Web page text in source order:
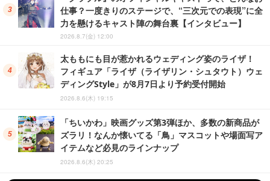
仕事？一度きりのステージで、“三次元での表現”に全
力を懸けるキャスト陣の舞台裏【インタビュー】
2026.8.7(金) 12:00
太ももにも目が惹かれるウェディング姿のライザ！
フィギュア「ライザ（ライザリン・シュタウト）ウェ
ディングStyle」が8月7日より予約受付開始
2026.8.6(木) 19:15
「ちいかわ」映画グッズ第3弾ほか、多数の新商品が
ズラリ！なんか懐いてる「鳥」マスコットや場面写ア
イテムなど必見のラインナップ
2026.8.6(木) 20:25